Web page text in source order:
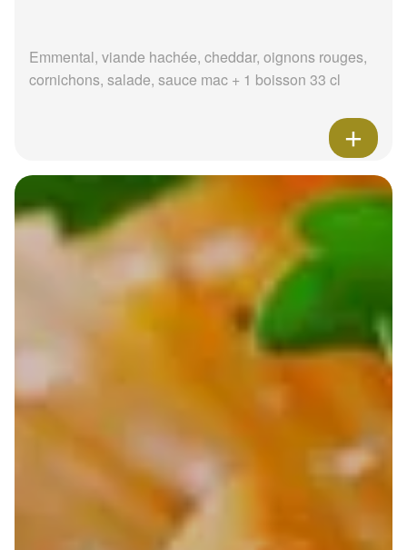
Emmental, viande hachée, cheddar, oignons rouges,
cornichons, salade, sauce mac + 1 boisson 33 cl